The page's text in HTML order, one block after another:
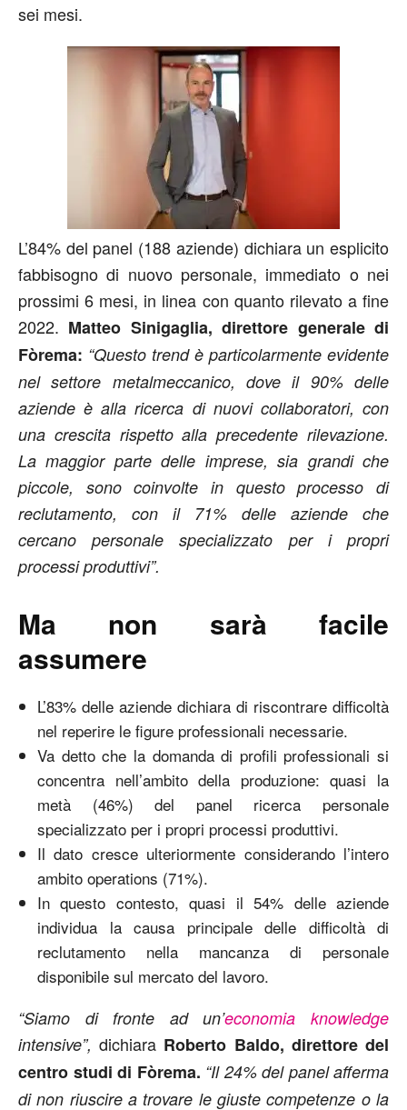
sei mesi.
L’84% del panel (188 aziende) dichiara un esplicito
fabbisogno di nuovo personale, immediato o nei
prossimi 6 mesi, in linea con quanto rilevato a fine
2022. Matteo Sinigaglia, direttore generale di
Fòrema: “Questo trend è particolarmente evidente
nel settore metalmeccanico, dove il 90% delle
aziende è alla ricerca di nuovi collaboratori, con
una crescita rispetto alla precedente rilevazione.
La maggior parte delle imprese, sia grandi che
piccole, sono coinvolte in questo processo di
reclutamento, con il 71% delle aziende che
cercano personale specializzato per i propri
processi produttivi”.
Ma non sarà facile
assumere
L’83% delle aziende dichiara di riscontrare difficoltà
nel reperire le figure professionali necessarie.
Va detto che la domanda di profili professionali si
concentra nell’ambito della produzione: quasi la
metà (46%) del panel ricerca personale
specializzato per i propri processi produttivi.
Il dato cresce ulteriormente considerando l’intero
ambito operations (71%).
In questo contesto, quasi il 54% delle aziende
individua la causa principale delle difficoltà di
reclutamento nella mancanza di personale
disponibile sul mercato del lavoro.
“Siamo di fronte ad un’economia knowledge
intensive”, dichiara Roberto Baldo, direttore del
centro studi di Fòrema. “Il 24% del panel afferma
di non riuscire a trovare le giuste competenze o la